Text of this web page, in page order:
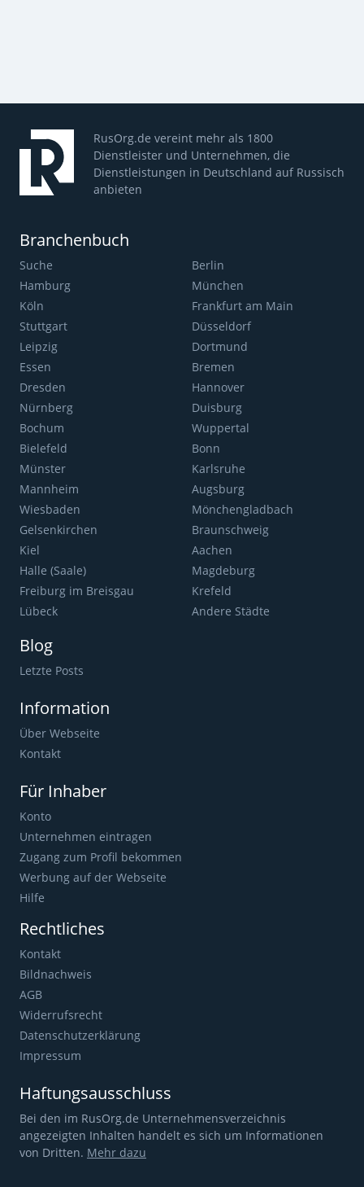
RusOrg.de vereint mehr als 1800
Dienstleister und Unternehmen, die
Dienstleistungen in Deutschland auf Russisch
anbieten
Branchenbuch
Suche
Berlin
Hamburg
München
Köln
Frankfurt am Main
Stuttgart
Düsseldorf
Leipzig
Dortmund
Essen
Bremen
Dresden
Hannover
Nürnberg
Duisburg
Bochum
Wuppertal
Bielefeld
Bonn
Münster
Karlsruhe
Mannheim
Augsburg
Wiesbaden
Mönchengladbach
Gelsenkirchen
Braunschweig
Kiel
Aachen
Halle (Saale)
Magdeburg
Freiburg im Breisgau
Krefeld
Lübeck
Andere Städte
Blog
Letzte Posts
Information
Über Webseite
Kontakt
Für Inhaber
Konto
Unternehmen eintragen
Zugang zum Profil bekommen
Werbung auf der Webseite
Hilfe
Rechtliches
Kontakt
Bildnachweis
AGB
Widerrufsrecht
Datenschutzerklärung
Impressum
Haftungsausschluss
Bei den im RusOrg.de Unternehmensverzeichnis
angezeigten Inhalten handelt es sich um Informationen
von Dritten. Mehr dazu